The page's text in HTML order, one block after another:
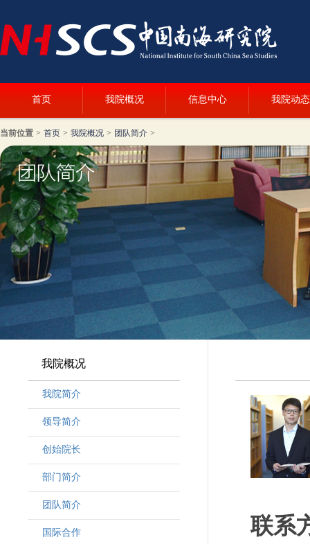
首页 我院概况 信息中心 我院动态
当前位置 > 首页 > 我院概况 > 团队简介 >
我院概况
我院简介
领导简介
· 韩晶磊副院长
· 周勇副院长
· 林勇新副院长
创始院长
部门简介
团队简介
国际合作
联系